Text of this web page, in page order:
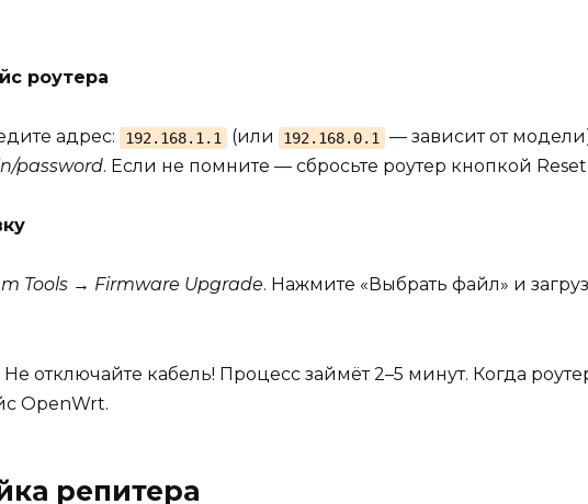
роутера
адрес: 192.168.1.1 (или 192.168.0.1
— зависит от
password. Если не помните — сбросьте роутер кнопкой Reset
Tools → Firmware Upgrade. Нажмите «Выбрать файл» и
отключайте кабель! Процесс займёт 2–5 минут. Когда
OpenWrt.
репитера